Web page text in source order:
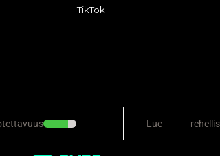
TikTok